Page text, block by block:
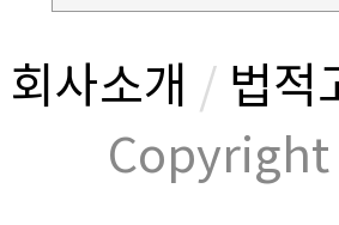
회사소개 / 법적
Copyright